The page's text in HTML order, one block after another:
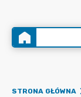
STRONA GŁÓWNA